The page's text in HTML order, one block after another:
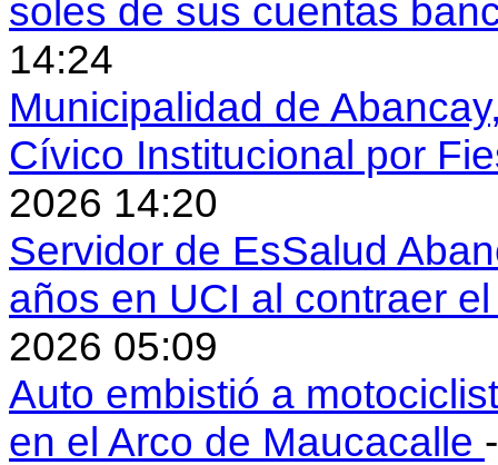
soles de sus cuentas
14:24
Municipalidad de
Cívico Institucional por
2026 14:20
Servidor de EsSalud
años en UCI al contraer
2026 05:09
Auto embistió a
en el Arco de Maucacalle